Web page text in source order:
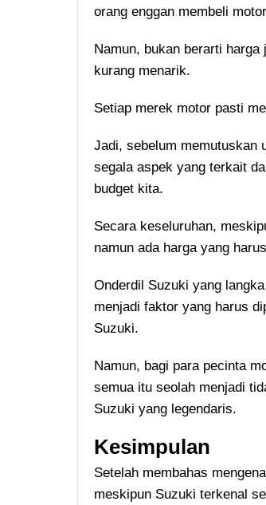
orang enggan membeli
Namun, bukan berarti
kurang menarik.
Setiap merek motor pasti
Jadi, sebelum memutuskan
segala aspek yang terkait
budget kita.
Secara keseluruhan,
namun ada harga yang
Onderdil Suzuki yang
menjadi faktor yang harus
Suzuki.
Namun, bagi para pecinta
semua itu seolah menjadi
Suzuki yang legendaris.
Kesimpulan
Setelah membahas
meskipun Suzuki terkenal